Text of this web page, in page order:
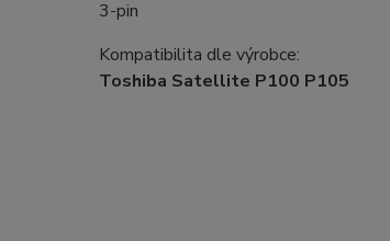
3-pin
Kompatibilita dle výrobce:
Toshiba Satellite P100 P105